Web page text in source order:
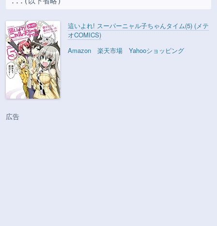
這いよれ! スーパーニャル子ちゃんタイム(5) (メテ
オCOMICS)
Amazon
楽天市場 Yahooショッピング
広告